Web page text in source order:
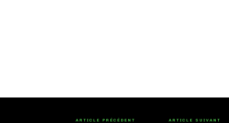
ARTICLE PRÉCÉDENT ARTICLE SUIVANT